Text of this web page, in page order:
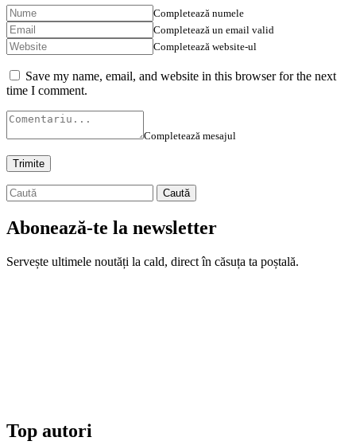
Completează numele
Completează un email valid
Completează website-ul
Save my name, email, and website in this browser for the next
time I comment.
Completează mesajul
Abonează-te la newsletter
Servește ultimele noutăți la cald, direct în căsuța ta poștală.
Top autori